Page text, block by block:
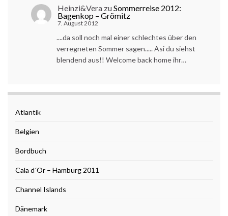
Heinzi&Vera zuSommerreise 2012:
Bagenkop – Grömitz
7. August 2012
....da soll noch mal einer schlechtes über den
verregneten Sommer sagen..... Asi du siehst
blendend aus!! Welcome back home ihr…
Atlantik
Belgien
Bordbuch
Cala d´Or – Hamburg 2011
Channel Islands
Dänemark